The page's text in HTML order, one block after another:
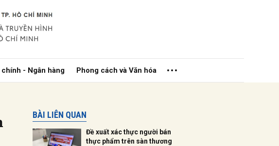
chính - Ngân hàng Phong cách và Văn hóa
BÀI LIÊN QUAN
Đề xuất xác thực người bán
thực phẩm trên sàn thương